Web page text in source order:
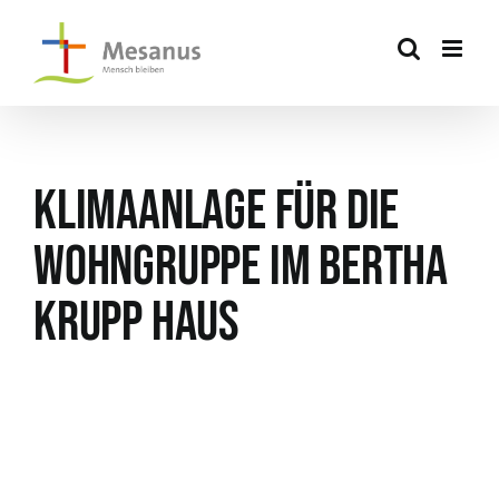
content
Klimaanlage für die
Wohngruppe im Bertha
Krupp Haus